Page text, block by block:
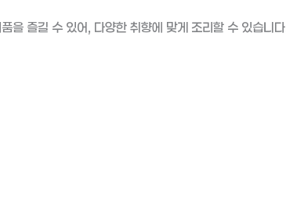
을 즐길 수 있어, 다양한 취향에 맞게 조리할 수 있습니다.